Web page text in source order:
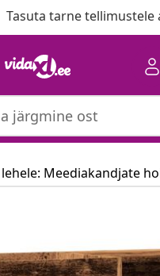
Tasuta tarne tellimustele
lehele: Meediakandjate